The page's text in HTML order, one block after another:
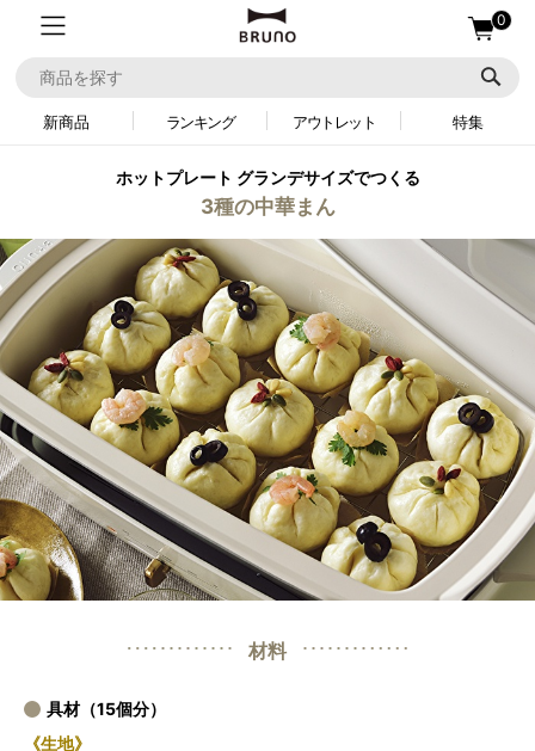
0
新商品 ランキング アウトレット 特集
ホットプレート グランデサイズでつくる
3種の中華まん
材料
具材（15個分）
《生地》